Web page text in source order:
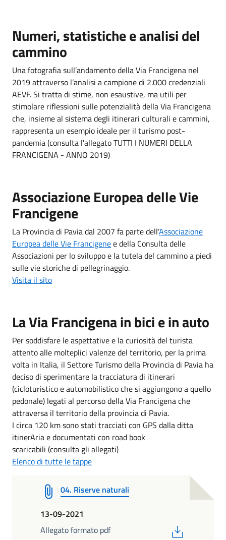
Numeri, statistiche e analisi del
cammino
Una fotografia sull’andamento della Via Francigena nel
2019 attraverso l’analisi a campione di 2.000 credenziali
AEVF. Si tratta di stime, non esaustive, ma utili per
stimolare riflessioni sulle potenzialità della Via Francigena
che, insieme al sistema degli itinerari culturali e cammini,
rappresenta un esempio ideale per il turismo post-
pandemia (consulta l'allegato TUTTI I NUMERI DELLA
FRANCIGENA - ANNO 2019)
Associazione Europea delle Vie
Francigene
La Provincia di Pavia dal 2007 fa parte dell'Associazione
Europea delle Vie Francigenee della Consulta delle
Associazioni per lo sviluppo e la tutela del cammino a piedi
sulle vie storiche di pellegrinaggio.
Visita il sito
La Via Francigena in bici e in auto
Per soddisfare le aspettative e la curiosità del turista
attento alle molteplici valenze del territorio, per la prima
volta in Italia, il Settore Turismo della Provincia di Pavia ha
deciso di sperimentare la tracciatura di itinerari
(cicloturistico e automobilistico che si aggiungono a quello
pedonale) legati al percorso della Via Francigena che
attraversa il territorio della provincia di Pavia.
I circa 120 km sono stati tracciati con GPS dalla ditta
itinerAria e documentati con road book
scaricabili (consulta gli allegati)
Elenco di tutte le tappe
04. Riserve naturali
13-09-2021
Allegato formato pdf